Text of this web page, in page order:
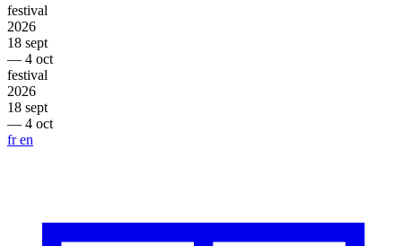
festival
2026
18 sept
— 4 oct
festival
2026
18 sept
— 4 oct
fren